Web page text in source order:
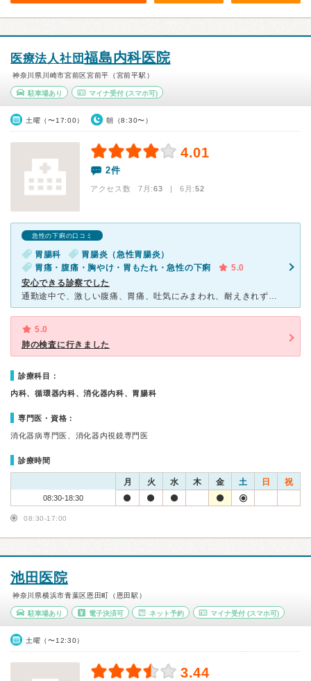
医療法人社団福島内科医院
神奈川県川崎市宮前区宮前平（宮前平駅）
駐車場あり マイナ受付(スマホ可)
土曜（〜17:00） 朝（8:30〜）
4.01
2件
アクセス数 7月:63 | 6月:52
急性の下痢の口コミ
胃腸科
胃腸炎（急性胃腸炎）
胃痛・腹痛・胸やけ・胃もたれ・急性の下痢
5.0
安心できる診察でした
通勤途中で、激しい腹痛、胃痛、吐気にみまわれ、耐えきれず会社を休み、そのまま受診しました。 初めての受診で不安もありましたが、痛みから気にしてもいられず。 平日午前に受診したので、患者さんは、ご年
5.0
肺の検査に行きました
診療科目：
内科、循環器内科、消化器内科、胃腸科
専門医・資格：
消化器病専門医、消化器内視鏡専門医
診療時間
月 火 水 木 金 土 日 祝
08:30-18:30
08:30-17:00
池田医院
神奈川県横浜市青葉区恩田町（恩田駅）
駐車場あり 電子決済可 ネット予約 マイナ受付 (スマホ可)
土曜（〜12:30）
3.44